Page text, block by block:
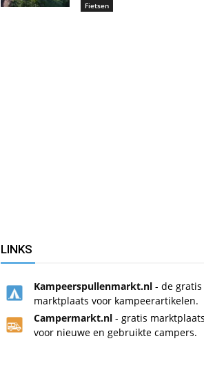
Fietsen
LINKS
Kampeerspullenmarkt.nl - de gratis
marktplaats voor kampeerartikelen.
Campermarkt.nl - gratis marktplaats
voor nieuwe en gebruikte campers.